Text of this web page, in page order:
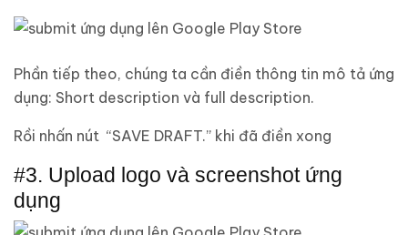
Phần tiếp theo, chúng ta cần điền thông tin mô tả ứng
dụng: Short description và full description.
Rồi nhấn nút “SAVE DRAFT.” khi đã điền xong
#3. Upload logo và screenshot ứng
dụng